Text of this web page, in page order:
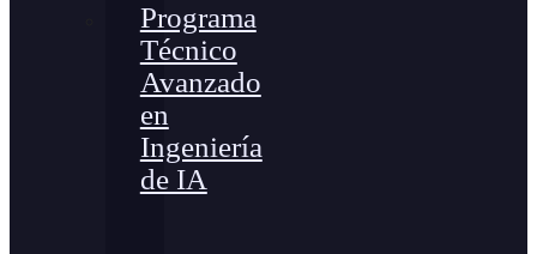
Programa
Técnico
Avanzado
en
Ingeniería
de IA